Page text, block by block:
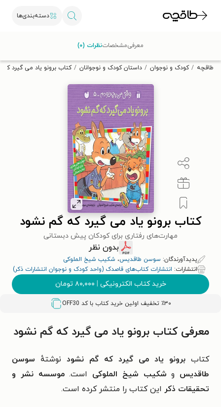
دسته‌بندی‌ها
تخفیف از طاقچه دریافت کن.
طاقچه کودک و نوجوان داستان کودک و نوجوانان کتاب برونو یاد می گیرد
کتاب برونو یاد می گیرد که گم نشود
مهارت‌های رفتاری برای کودکان پیش دبستانی
بدون نظر
پدیدآورندگان: سوسن طاقدیس، شکیب شیخ الملوکی
انتشارات: انتشارات کتاب‌های قاصدک (واحد کودک و نوجوان انتشارات ذکر)
خرید کتاب الکترونیکی | ۸۰,۰۰۰ تومان
٪۳۰ تخفیف اولین خرید کتاب با کد OFF30
معرفیمشخصاتنظرات (۰)
معرفی کتاب برونو یاد می گیرد که گم نشود
کتاب برونو یاد می گیرد که گم نشود نوشتهٔ سوسن
طاقدیس و شکیب شیخ الملوکی است.موسسه نشر و
تحقیقات ذکر این کتاب را منتشر کرده است.